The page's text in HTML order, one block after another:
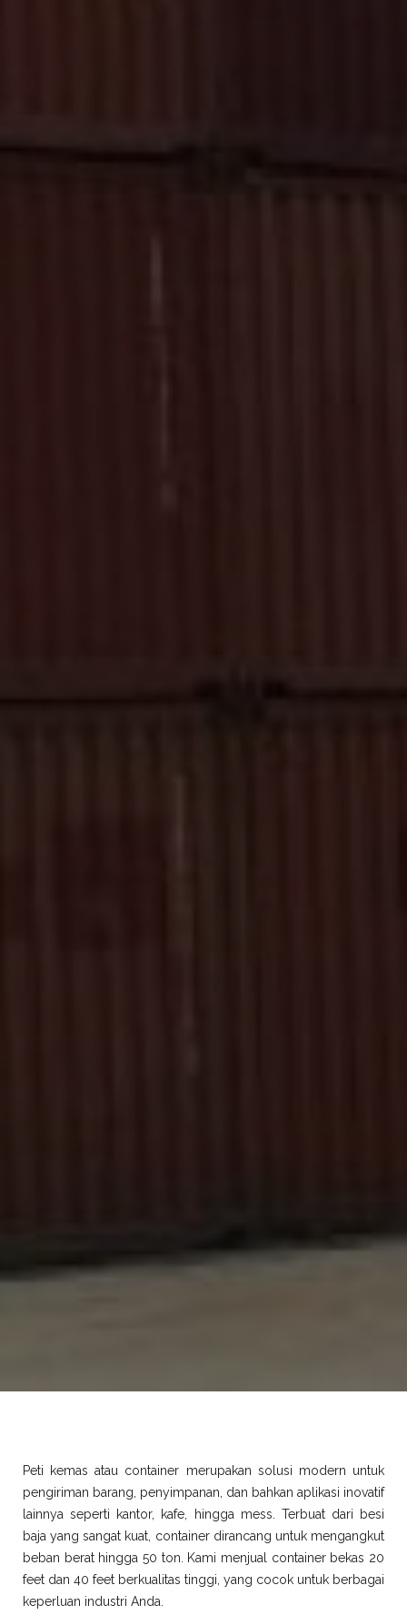
Peti kemas atau container merupakan solusi modern untuk
pengiriman barang, penyimpanan, dan bahkan aplikasi inovatif
lainnya seperti kantor, kafe, hingga mess. Terbuat dari besi
baja yang sangat kuat, container dirancang untuk mengangkut
beban berat hingga 50 ton. Kami menjual container bekas 20
feet dan 40 feet berkualitas tinggi, yang cocok untuk berbagai
keperluan industri Anda.